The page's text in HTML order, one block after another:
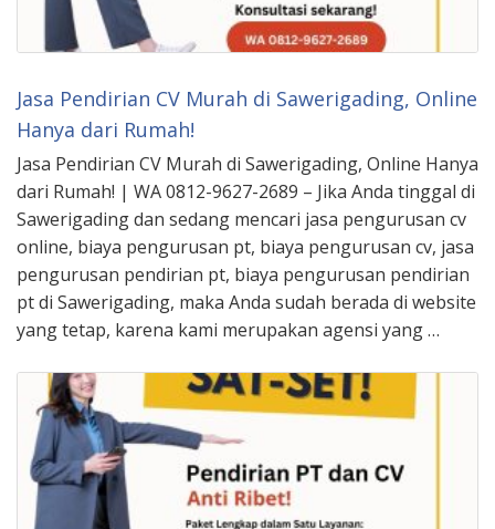
Jasa Pendirian CV Murah di Sawerigading, Online
Hanya dari Rumah!
Jasa Pendirian CV Murah di Sawerigading, Online Hanya
dari Rumah! | WA 0812-9627-2689 – Jika Anda tinggal di
Sawerigading dan sedang mencari jasa pengurusan cv
online, biaya pengurusan pt, biaya pengurusan cv, jasa
pengurusan pendirian pt, biaya pengurusan pendirian
pt di Sawerigading, maka Anda sudah berada di website
yang tetap, karena kami merupakan agensi yang …